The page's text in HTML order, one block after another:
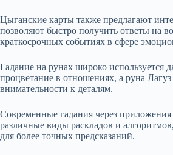
Цыганские карты также предлагают
позволяют быстро получить ответы на
краткосрочных событиях в сфере
Гадание на рунах широко используется
процветание в отношениях, а руна
внимательности к деталям.
Современные гадания через
различные виды раскладов и
для более точных предсказаний.